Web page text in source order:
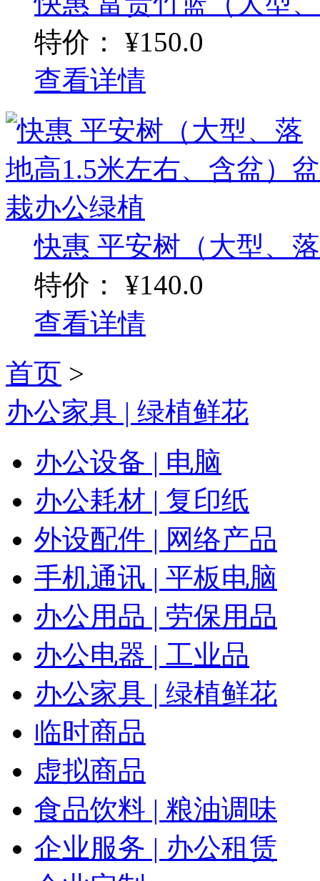
特价：
¥150.0
查看详情
快惠 平安树（大型、
特价：
¥140.0
查看详情
首页 >
办公家具 | 绿植鲜花
办公设备 | 电脑
办公耗材 | 复印纸
外设配件 | 网络产品
手机通讯 | 平板电脑
办公用品 | 劳保用品
办公电器 | 工业品
办公家具 | 绿植鲜花
临时商品
虚拟商品
食品饮料 | 粮油调味
企业服务 | 办公租赁